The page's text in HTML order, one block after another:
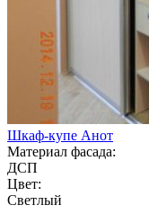
Шкаф-купе Анот
Материал фасада:
ДСП
Цвет:
Светлый